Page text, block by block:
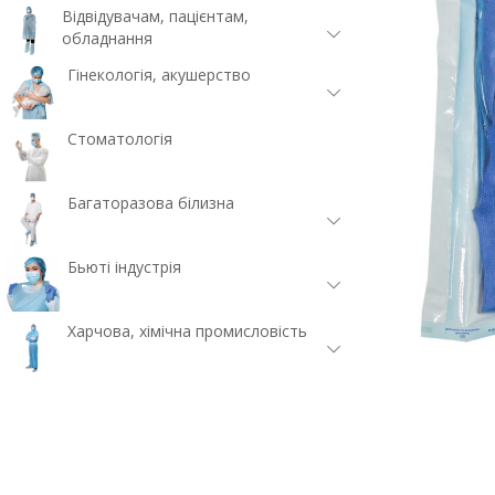
Відвідувачам, пацієнтам,
обладнання
Гінекологія, акушерство
Стоматологія
Багаторазова білизна
Бьюті індустрія
Харчова, хімічна промисловість